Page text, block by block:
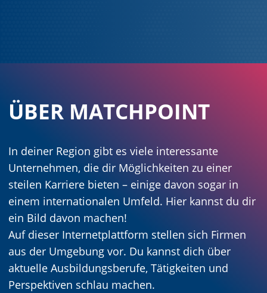
ÜBER MATCHPOINT
In deiner Region gibt es viele interessante
Unternehmen, die dir Möglichkeiten zu einer
steilen Karriere bieten – einige davon sogar in
einem internationalen Umfeld. Hier kannst du dir
ein Bild davon machen!
Auf dieser Internetplattform stellen sich Firmen
aus der Umgebung vor. Du kannst dich über
aktuelle Ausbildungsberufe, Tätigkeiten und
Perspektiven schlau machen.